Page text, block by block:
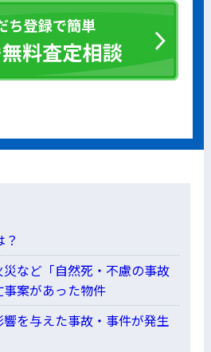
など「自然死・不慮の事故
案があった物件
を与えた事故・事件が発生